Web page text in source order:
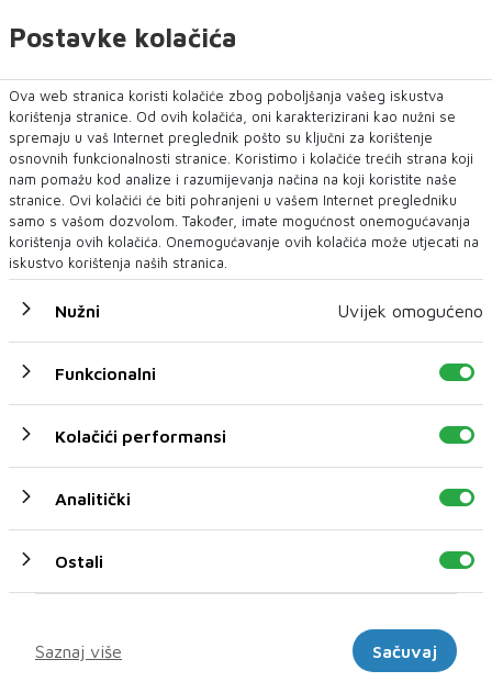
U novom broju pročitajte
Postavke kolačića
Ova web stranica koristi kolačiće zbog poboljšanja vašeg iskustva
korištenja stranice. Od ovih kolačića, oni karakterizirani kao nužni se
spremaju u vaš Internet preglednik pošto su ključni za korištenje
osnovnih funkcionalnosti stranice. Koristimo i kolačiće trećih strana koji
nam pomažu kod analize i razumijevanja načina na koji koristite naše
stranice. Ovi kolačići će biti pohranjeni u vašem Internet pregledniku
samo s vašom dozvolom. Također, imate mogućnost onemogućavanja
korištenja ovih kolačića. Onemogućavanje ovih kolačića može utjecati na
iskustvo korištenja naših stranica.
Nužni Uvijek omogućeno
Funkcionalni
Kolačići performansi
Analitički
Ostali
Saznaj više
Sačuvaj